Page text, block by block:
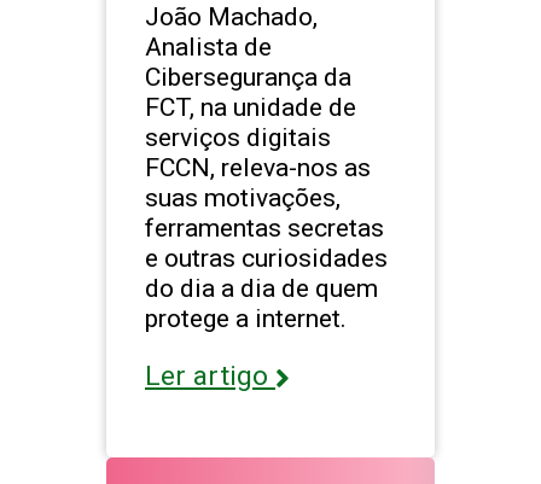
João Machado,
Analista de
Cibersegurança da
FCT, na unidade de
serviços digitais
FCCN, releva-nos as
suas motivações,
ferramentas secretas
e outras curiosidades
do dia a dia de quem
protege a internet.
Ler artigo